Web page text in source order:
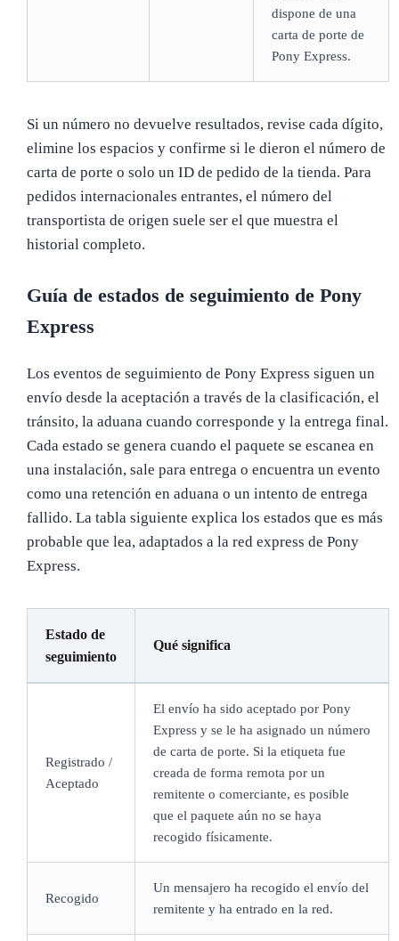
dispone de una
carta de porte de
Pony Express.
Si un número no devuelve resultados, revise cada dígito,
elimine los espacios y confirme si le dieron el número de
carta de porte o solo un ID de pedido de la tienda. Para
pedidos internacionales entrantes, el número del
transportista de origen suele ser el que muestra el
historial completo.
Guía de estados de seguimiento de Pony
Express
Los eventos de seguimiento de Pony Express siguen un
envío desde la aceptación a través de la clasificación, el
tránsito, la aduana cuando corresponde y la entrega final.
Cada estado se genera cuando el paquete se escanea en
una instalación, sale para entrega o encuentra un evento
como una retención en aduana o un intento de entrega
fallido. La tabla siguiente explica los estados que es más
probable que lea, adaptados a la red express de Pony
Express.
Estado de
seguimiento
Qué significa
Registrado /
Aceptado
El envío ha sido aceptado por Pony
Express y se le ha asignado un número
de carta de porte. Si la etiqueta fue
creada de forma remota por un
remitente o comerciante, es posible
que el paquete aún no se haya
recogido físicamente.
Recogido
Un mensajero ha recogido el envío del
remitente y ha entrado en la red.